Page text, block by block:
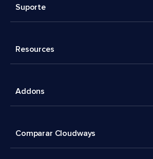
Suporte
Resources
Addons
Comparar Cloudways